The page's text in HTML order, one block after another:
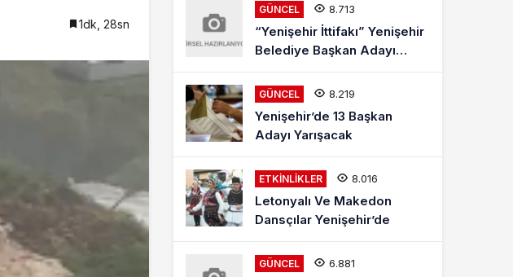
1dk, 28sn
GÜNCEL 8.713
“Yenişehir İttifakı” Yenişehir
Belediye Başkan Adayı
Mehmet Kaya Röportajı
GÜNCEL 8.219
Yenişehir’de 13 Başkan
Adayı Yarışacak
ETKINLIKLER 8.016
Letonyalı Ve Makedon
Dansçılar Yenişehir’de
GÜNCEL 6.881